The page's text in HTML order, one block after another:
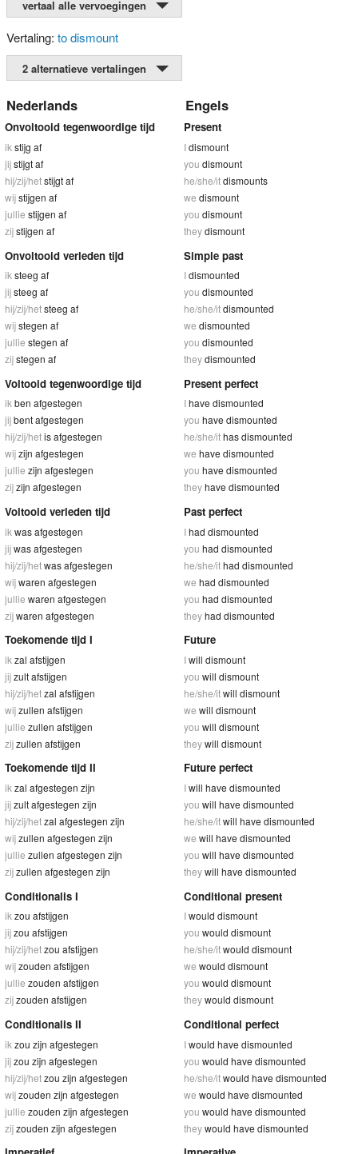
vertaal alle vervoegingen
Vertaling: to dismount
2 alternatieve vertalingen
Nederlands Engels
Onvoltooid tegenwoordige tijd
ik stijg af
jijstijgt af
hij/zij/hetstijgt af
wijstijgen af
jullie stijgen af
zijstijgen af
Present
Idismount
you dismount
he/she/itdismounts
we dismount
you dismount
theydismount
Onvoltooid verleden tijd
ik steeg af
jijsteeg af
hij/zij/hetsteeg af
wijstegen af
jullie stegen af
zijstegen af
Simple past
Idismounted
you dismounted
he/she/itdismounted
we dismounted
you dismounted
theydismounted
Voltooid tegenwoordige tijd
ikben afgestegen
jijbent afgestegen
hij/zij/hetis afgestegen
wijzijn afgestegen
jullie zijn afgestegen
zijzijn afgestegen
Present perfect
Ihave dismounted
you have dismounted
he/she/ithas dismounted
we have dismounted
you have dismounted
theyhave dismounted
Voltooid verleden tijd
ik was afgestegen
jijwas afgestegen
hij/zij/hetwas afgestegen
wijwaren afgestegen
jullie waren afgestegen
zijwaren afgestegen
Past perfect
Ihad dismounted
you had dismounted
he/she/ithad dismounted
we had dismounted
you had dismounted
theyhad dismounted
Toekomende tijd I
ik zal afstijgen
jijzult afstijgen
hij/zij/hetzal afstijgen
wijzullen afstijgen
jullie zullen afstijgen
zijzullen afstijgen
Future
Iwill dismount
you will dismount
he/she/itwill dismount
we will dismount
you will dismount
theywill dismount
Toekomende tijd II
ik zal afgestegen zijn
jijzult afgestegen zijn
hij/zij/hetzal afgestegen zijn
wijzullen afgestegen zijn
jullie zullen afgestegen zijn
zijzullen afgestegen zijn
Future perfect
Iwill have dismounted
you will have dismounted
he/she/itwill have dismounted
we will have dismounted
you will have dismounted
theywill have dismounted
Conditionalis I
ik zou afstijgen
jijzou afstijgen
hij/zij/hetzou afstijgen
wijzouden afstijgen
jullie zouden afstijgen
zijzouden afstijgen
Conditional present
Iwould dismount
you would dismount
he/she/itwould dismount
we would dismount
you would dismount
theywould dismount
Conditionalis II
ik zou zijn afgestegen
jijzou zijn afgestegen
hij/zij/hetzou zijn afgestegen
wijzouden zijn afgestegen
jullie zouden zijn afgestegen
zijzouden zijn afgestegen
Conditional perfect
Iwould have dismounted
you would have dismounted
he/she/itwould have dismounted
we would have dismounted
you would have dismounted
theywould have dismounted